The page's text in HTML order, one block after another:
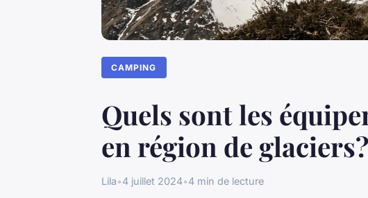
CAMPING
Quels sont les
en région de glaciers?
Lila•4 juillet 2024•4 min de lecture